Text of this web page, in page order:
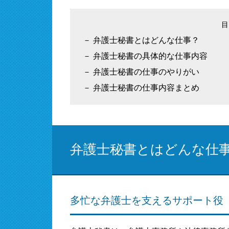
弁護士秘書とはどんな仕事？
弁護士秘書の具体的な仕事内容
弁護士秘書の仕事のやりがい
弁護士秘書の仕事内容まとめ
弁護士秘書とはどんな仕
多忙な弁護士を支えるサポート役